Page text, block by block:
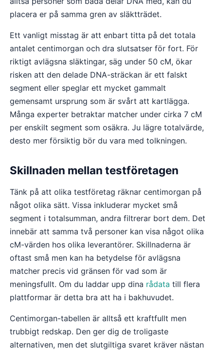
placera er på samma gren av släktträdet.
Ett vanligt misstag är att enbart titta på det totala
antalet centimorgan och dra slutsatser för fort. För
riktigt avlägsna släktingar, säg under 50 cM, ökar
risken att den delade DNA-sträckan är ett falskt
segment eller speglar ett mycket gammalt
gemensamt ursprung som är svårt att kartlägga.
Många experter betraktar matcher under cirka 7 cM
per enskilt segment som osäkra. Ju lägre totalvärde,
desto mer försiktig bör du vara med tolkningen.
Skillnaden mellan testföretagen
Tänk på att olika testföretag räknar centimorgan på
något olika sätt. Vissa inkluderar mycket små
segment i totalsumman, andra filtrerar bort dem. Det
innebär att samma två personer kan visa något olika
cM-värden hos olika leverantörer. Skillnaderna är
oftast små men kan ha betydelse för avlägsna
matcher precis vid gränsen för vad som är
meningsfullt. Om du laddar upp dina rådata till flera
plattformar är detta bra att ha i bakhuvudet.
Centimorgan-tabellen är alltså ett kraftfullt men
trubbigt redskap. Den ger dig de troligaste
alternativen, men det slutgiltiga svaret kräver nästan